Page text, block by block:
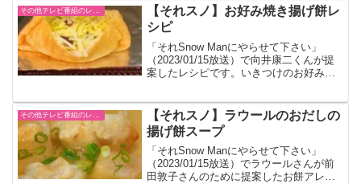
が、同じような食材で作ってみてくださ
い。
その他テレビ番組のレシピ
【それスノ】お好み焼き揚げ餅レ
シピ
「それSnow Manにやらせて下さい」
（2023/01/15放送）で向井康二くんが提
案したレシピです。いきつけのお好み焼
【それスノ】ラウールのおだしの
揚げ餅スープ
「それSnow Manにやらせて下さい」
（2023/01/15放送）でラウールさんが前
田敦子さんのために提案したお餅アレン